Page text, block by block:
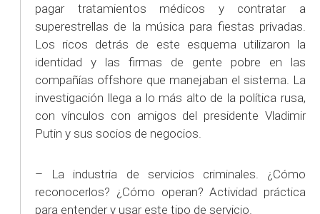
pagar tratamientos médicos y contratar a
superestrellas de la música para fiestas privadas.
Los ricos detrás de este esquema utilizaron la
identidad y las firmas de gente pobre en las
compañías offshore que manejaban el sistema. La
investigación llega a lo más alto de la política rusa,
con vínculos con amigos del presidente Vladimir
Putin y sus socios de negocios.
– La industria de servicios criminales. ¿Cómo
reconocerlos? ¿Cómo operan? Actividad práctica
para entender y usar este tipo de servicio.